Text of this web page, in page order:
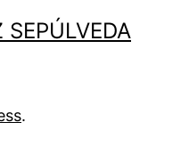
SEPÚLVEDA
.